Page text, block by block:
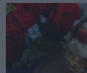
Hopp
hovedinnhold